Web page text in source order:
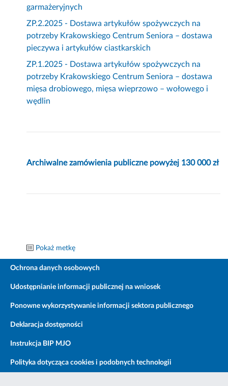
garmażeryjnych
ZP.2.2025 - Dostawa artykułów spożywczych na
potrzeby Krakowskiego Centrum Seniora – dostawa
pieczywa i artykułów ciastkarskich
ZP.1.2025 - Dostawa artykułów spożywczych na
potrzeby Krakowskiego Centrum Seniora – dostawa
mięsa drobiowego, mięsa wieprzowo – wołowego i
wędlin
Archiwalne zamówienia publiczne powyżej 130 000 zł
Pokaż metkę
Ochrona danych osobowych
Udostępnianie informacji publicznej na wniosek
Ponowne wykorzystywanie informacji sektora publicznego
Deklaracja dostępności
Instrukcja BIP MJO
Polityka dotycząca cookies i podobnych technologii